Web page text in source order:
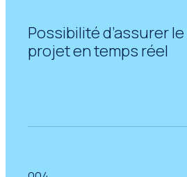
Possibilité d’assurer
projet en temps réel